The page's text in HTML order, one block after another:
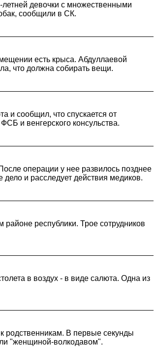
девочки с множественными
сообщили в СК.
есть крыса. Абдуллаевой
что должна собирать вещи.
и сообщил, что спускается от
и венгерского консульства.
операции у нее развилось позднее
и расследует действия медиков.
республики. Трое сотрудников
в воздух - в виде салюта. Одна из
родственникам. В первые секунды
"женщиной-волкодавом".